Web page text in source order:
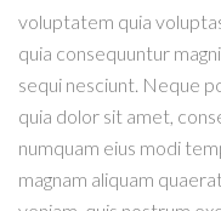
voluptatem quia
quia consequuntur
sequi nesciunt. Neque
quia dolor sit amet,
numquam eius modi
magnam aliquam